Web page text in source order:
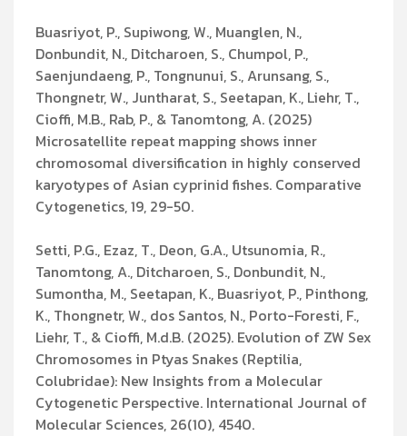
Buasriyot, P., Supiwong, W., Muanglen, N.,
Donbundit, N., Ditcharoen, S., Chumpol, P.,
Saenjundaeng, P., Tongnunui, S., Arunsang, S.,
Thongnetr, W., Juntharat, S., Seetapan, K., Liehr, T.,
Cioffi, M.B., Rab, P., & Tanomtong, A. (2025)
Microsatellite repeat mapping shows inner
chromosomal diversification in highly conserved
karyotypes of Asian cyprinid fishes. Comparative
Cytogenetics, 19, 29-50.
Setti, P.G., Ezaz, T., Deon, G.A., Utsunomia, R.,
Tanomtong, A., Ditcharoen, S., Donbundit, N.,
Sumontha, M., Seetapan, K., Buasriyot, P., Pinthong,
K., Thongnetr, W., dos Santos, N., Porto-Foresti, F.,
Liehr, T., & Cioffi, M.d.B. (2025). Evolution of ZW Sex
Chromosomes in Ptyas Snakes (Reptilia,
Colubridae): New Insights from a Molecular
Cytogenetic Perspective. International Journal of
Molecular Sciences, 26(10), 4540.